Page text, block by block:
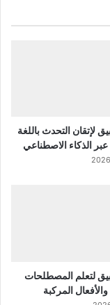
لإتقان التحدث باللغة
عبر الذكاء الاصطناعي
لتعلم المصطلحات
والأفعال المركبة